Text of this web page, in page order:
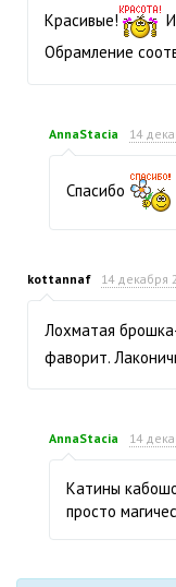
Красивые!
Обрамление
AnnaStacia 14
Спасибо
kottannaf 14 декабря
Лохматая
фаворит.
AnnaStacia 14
Катины
просто